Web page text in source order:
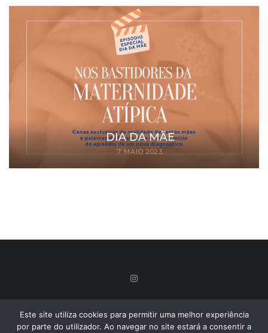
DIA DA MÃE
7 MAIO 2023
Este site utiliza cookies para permitir uma melhor experiência
por parte do utilizador. Ao navegar no site estará a consentir a